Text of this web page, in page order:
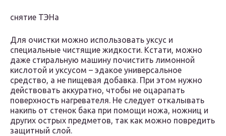
снятие ТЭНа
Для очистки можно использовать уксус и
специальные чистящие жидкости. Кстати, можно
даже стиральную машину почистить лимонной
кислотой и уксусом – эдакое универсальное
средство, а не пищевая добавка. При этом нужно
действовать аккуратно, чтобы не оцарапать
поверхность нагревателя. Не следует откалывать
накипь от стенок бака при помощи ножа, ножниц и
других острых предметов, так как можно повредить
защитный слой.